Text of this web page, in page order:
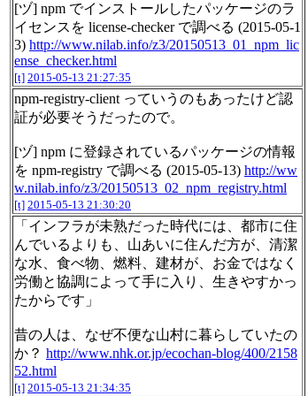
[ヅ] npm でインストールしたパッケージのラ
イセンスを license-checker で調べる (2015-05-1
3) http://www.nilab.info/z3/20150513_01_npm_lic
ense_checker.html
[t] 2015-05-13 21:27:35
npm-registry-client っていうのもあったけど認
証が必要そうだったので。
[ヅ] npm に登録されているパッケージの情報
を npm-registry で調べる (2015-05-13) http://ww
w.nilab.info/z3/20150513_02_npm_registry.html
[t] 2015-05-13 21:30:20
「インフラが未熟だった時代には、都市に住
んでいるよりも、山あいに住んだ方が、清潔
な水、食べ物、燃料、建材が、お金ではなく
労働と協調によって手に入り、生きやすかっ
たからです」
昔の人は、なぜ不便な山村に暮らしていたの
か？ http://www.nhk.or.jp/ecochan-blog/400/2158
52.html
[t] 2015-05-13 21:34:35